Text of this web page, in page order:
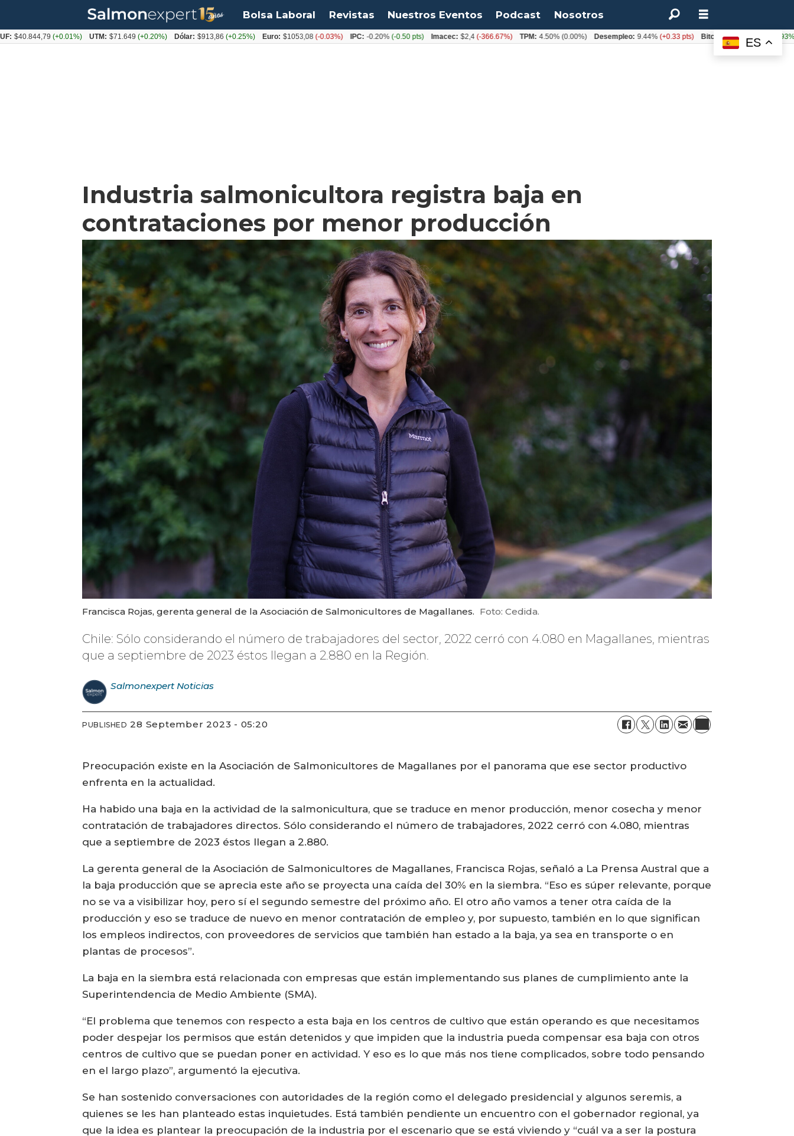
Bolsa Laboral Revistas Nuestros Eventos Podcast Nosotros
Industria salmonicultora registra baja en
contrataciones por menor producción
Francisca Rojas, gerenta general de la Asociación de Salmonicultores de Magallanes. Foto: Cedida.
Chile: Sólo considerando el número de trabajadores del sector, 2022 cerró con 4.080 en Magallanes, mientras
que a septiembre de 2023 éstos llegan a 2.880 en la Región.
Salmonexpert Noticias
PUBLISHED 28 September 2023 - 05:20
Preocupación existe en la Asociación de Salmonicultores de Magallanes por el panorama que ese sector productivo
enfrenta en la actualidad.
Ha habido una baja en la actividad de la salmonicultura, que se traduce en menor producción, menor cosecha y menor
contratación de trabajadores directos. Sólo considerando el número de trabajadores, 2022 cerró con 4.080, mientras
que a septiembre de 2023 éstos llegan a 2.880.
La gerenta general de la Asociación de Salmonicultores de Magallanes, Francisca Rojas, señaló a La Prensa Austral que a
la baja producción que se aprecia este año se proyecta una caída del 30% en la siembra. “Eso es súper relevante, porque
no se va a visibilizar hoy, pero sí el segundo semestre del próximo año. El otro año vamos a tener otra caída de la
producción y eso se traduce de nuevo en menor contratación de empleo y, por supuesto, también en lo que significan
los empleos indirectos, con proveedores de servicios que también han estado a la baja, ya sea en transporte o en
plantas de procesos”.
La baja en la siembra está relacionada con empresas que están implementando sus planes de cumplimiento ante la
Superintendencia de Medio Ambiente (SMA).
“El problema que tenemos con respecto a esta baja en los centros de cultivo que están operando es que necesitamos
poder despejar los permisos que están detenidos y que impiden que la industria pueda compensar esa baja con otros
centros de cultivo que se puedan poner en actividad. Y eso es lo que más nos tiene complicados, sobre todo pensando
en el largo plazo”, argumentó la ejecutiva.
Se han sostenido conversaciones con autoridades de la región como el delegado presidencial y algunos seremis, a
quienes se les han planteado estas inquietudes. Está también pendiente un encuentro con el gobernador regional, ya
que la idea es plantear la preocupación de la industria por el escenario que se está viviendo y “cuál va a ser la postura
ES
(+0.01%) UTM: $71.649 (+0.20%) Dólar: $913,86 (+0.25%) Euro: $1053,08(-0.03%) IPC: -0.20%(-0.50 pts) Imacec: $2,4(-366.67%) TPM: 4.50%(0.00%) Desempleo: 9.44%(+0.33 pts) Bitcoin: $64.600,08 UF: